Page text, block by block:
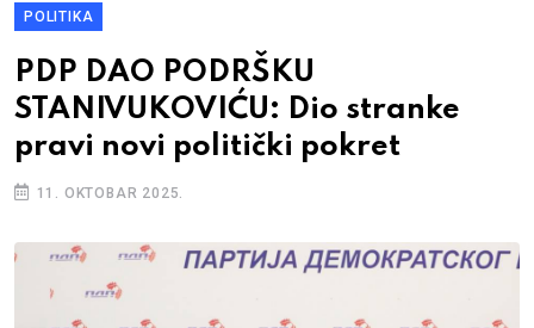
POLITIKA
PDP DAO PODRŠKU
STANIVUKOVIĆU: Dio stranke
pravi novi politički pokret
11. OKTOBAR 2025.